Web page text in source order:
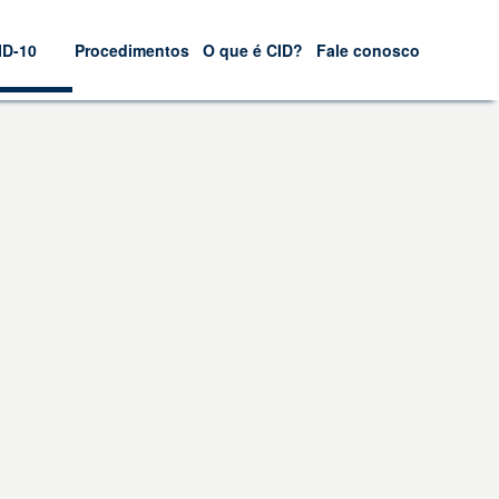
10 Procedimentos O que é CID? Fale conosco